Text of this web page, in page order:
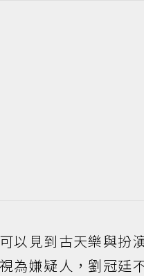
以見到古天樂與扮
為嫌疑人，劉冠廷